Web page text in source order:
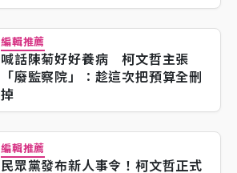
編輯推薦
喊話陳菊好好養病 柯文哲主張
「廢監察院」：趁這次把預算全刪
掉
編輯推薦
民眾黨發布新人事令！柯文哲正式